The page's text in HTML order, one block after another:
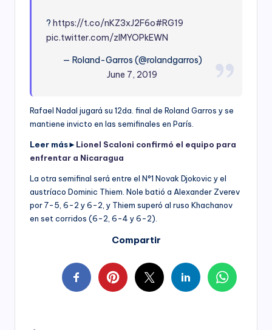
?https://t.co/nKZ3xJ2F6o#RG19
pic.twitter.com/zIMYOPkEWN
— Roland-Garros (@rolandgarros)
June 7, 2019
Rafael Nadal jugará su 12da. final de Roland Garros y se
mantiene invicto en las semifinales en París.
Leer más► Lionel Scaloni confirmó el equipo para
enfrentar a Nicaragua
La otra semifinal será entre el N°1 Novak Djokovic y el
austríaco Dominic Thiem. Nole batió a Alexander Zverev
por 7-5, 6-2 y 6-2, y Thiem superó al ruso Khachanov
en set corridos (6-2, 6-4 y 6-2).
Compartir